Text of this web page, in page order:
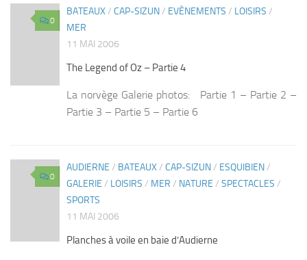
0
BATEAUX/ CAP-SIZUN/ EVÈNEMENTS / LOISIRS /
MER
11 MAI 2006
The Legend of Oz – Partie 4
La norvège Galerie photos: Partie 1 – Partie 2 –
Partie 3 – Partie 5 – Partie 6
0
AUDIERNE / BATEAUX/ CAP-SIZUN/ ESQUIBIEN/
GALERIE / LOISIRS / MER / NATURE / SPECTACLES /
SPORTS
11 MAI 2006
Planches à voile en baie d’Audierne